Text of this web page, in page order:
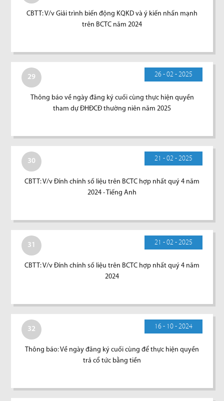
CBTT: V/v Giải trình biến động KQKD và ý kiến nhấn mạnh
trên BCTC năm 2024
29 26 - 02 - 2025
Thông báo về ngày đăng ký cuối cùng thực hiện quyền
tham dự ĐHĐCĐ thường niên năm 2025
30 21 - 02 - 2025
CBTT: V/v Đính chính số liệu trên BCTC hợp nhất quý 4 năm
2024 - Tiếng Anh
31 21 - 02 - 2025
CBTT: V/v Đính chính số liệu trên BCTC hợp nhất quý 4 năm
2024
32 16 - 10 - 2024
Thông báo: Về ngày đăng ký cuối cùng để thực hiện quyền
trả cổ tức bằng tiền